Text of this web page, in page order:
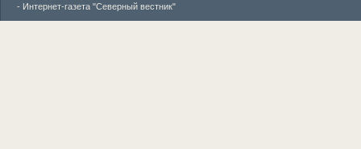
- Интернет-газета "Северный вестник"